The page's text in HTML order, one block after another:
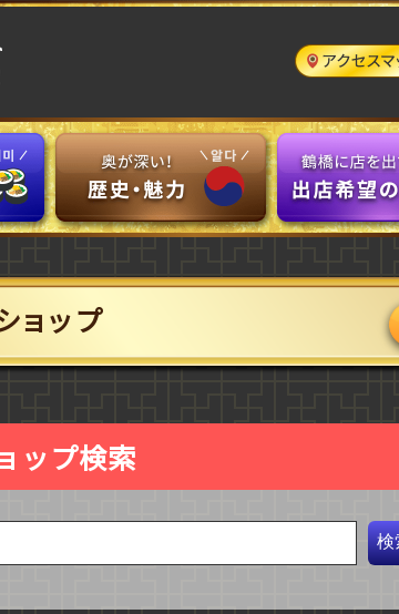
ョップ
ップ検索